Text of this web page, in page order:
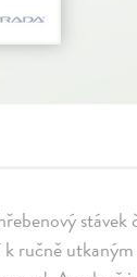
stávek
ručně